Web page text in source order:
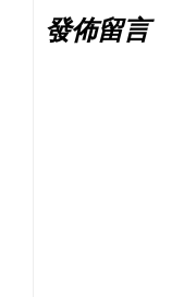
發佈留言